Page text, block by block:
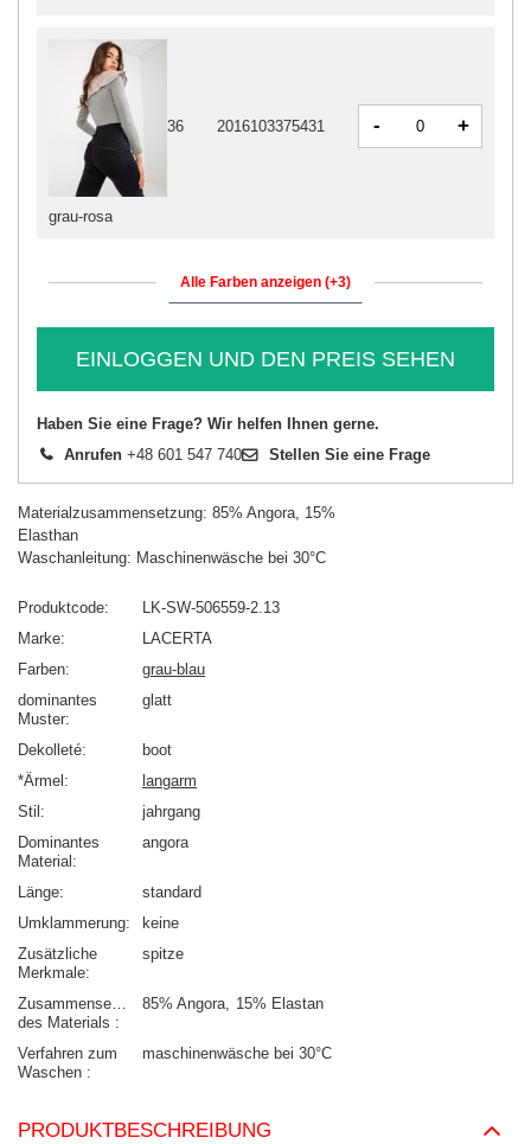
grau-rosa
36 2016103375431 - +
Alle Farben anzeigen (+3)
EINLOGGEN UND DEN PREIS SEHEN
Haben Sie eine Frage? Wir helfen Ihnen gerne.
Anrufen +48 601 547 740 Stellen Sie eine Frage
Materialzusammensetzung: 85% Angora, 15%
Elasthan
Waschanleitung: Maschinenwäsche bei 30°C
Produktcode
LK-SW-506559-2.13
Marke
LACERTA
Farben
grau-blau
dominantes
Muster
glatt
Dekolleté
boot
*Ärmel
langarm
Stil
jahrgang
Dominantes
Material
angora
Länge
standard
Umklammerung
keine
Zusätzliche
Merkmale
spitze
Zusammensetzung
des Materials
85% Angora 15% Elastan
Verfahren zum
Waschen
maschinenwäsche bei 30°C
PRODUKTBESCHREIBUNG